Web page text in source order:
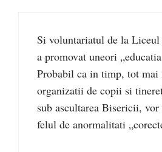
Si voluntariatul de la Liceul
a promovat uneori
Probabil ca in timp, tot mai
organizatii de copii si
sub ascultarea Bisericii,
felul de anormalitati